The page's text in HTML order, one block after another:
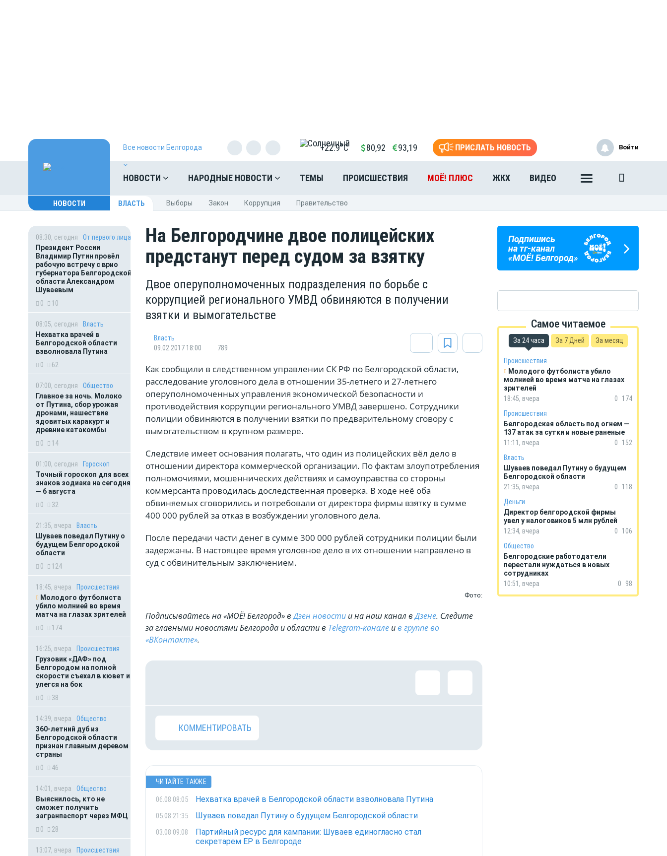
Все новости Белгорода +22.9°C 80,92 93,19 ПРИСЛАТЬ НОВОСТЬ
НОВОСТИ НАРОДНЫЕ НОВОСТИ ТЕМЫ ПРОИСШЕСТВИЯ МОЁ! ПЛЮС ЖКХ ВИДЕО
Войти
НОВОСТИ ВЛАСТЬ Выборы Закон Коррупция Правительство
08:30, сегодня
От первого лица
Президент России
Владимир Путин провёл
рабочую встречу с врио
губернатора Белгородской
области Александром
Шуваевым
0
10
08:05, сегодня
Власть
Нехватка врачей в
Белгородской области
взволновала Путина
0
62
07:00, сегодня
Общество
Главное за ночь. Молоко
от Путина, сбор урожая
дронами, нашествие
ядовитых каракурт и
древние катакомбы
0
14
01:00, сегодня
Гороскоп
Точный гороскоп для всех
знаков зодиака на сегодня
— 6 августа
0
32
21:35, вчера
Власть
Шуваев поведал Путину о
будущем Белгородской
области
0
124
18:45, вчера
Происшествия
Молодого футболиста
убило молнией во время
матча на глазах зрителей
0
174
16:25, вчера
Происшествия
Грузовик «ДАФ» под
Белгородом на полной
скорости съехал в кювет и
улегся на бок
0
38
14:39, вчера
Общество
360-летний дуб из
Белгородской области
признан главным деревом
страны
0
46
14:01, вчера
Общество
Выяснилось, кто не
сможет получить
загранпаспорт через МФЦ
0
28
13:07, вчера
Происшествия
На Белгородчине двое полицейских
предстанут перед судом за взятку
Двое оперуполномоченных подразделения по борьбе с
коррупцией регионального УМВД обвиняются в получении
взятки и вымогательстве
Власть
09.02.2017 18:00
789
Как сообщили в следственном управлении СК РФ по Белгородской области,
расследование уголовного дела в отношении 35-летнего и 27-летнего
оперуполномоченных управления экономической безопасности и
противодействия коррупции регионального УМВД завершено. Сотрудники
полиции обвиняются в получении взятки по предварительному сговору с
вымогательством в крупном размере.
Следствие имеет основания полагать, что один из полицейских вёл дело в
отношении директора коммерческой организации. По фактам злоупотребления
полномочиями, мошеннических действиях и самоуправства со стороны
коммерсанта проводилась доследственная проверка. В ходе неё оба
обвиняемых сговорились и потребовали от директора фирмы взятку в сумме
400 000 рублей за отказ в возбуждении уголовного дела.
После передачи части денег в сумме 300 000 рублей сотрудники полиции были
задержаны. В настоящее время уголовное дело в их отношении направлено в
суд с обвинительным заключением.
Фото:
Подписывайтесь на «МОЁ! Белгород» вДзен новости и на наш канал вДзене. Cледите
за главными новостями Белгорода и области в Telegram-канале ив группе во
«ВКонтакте».
КОММЕНТИРОВАТЬ
ЧИТАЙТЕ ТАКЖЕ
06.08 08:05 Нехватка врачей в Белгородской области взволновала Путина
05.08 21:35 Шуваев поведал Путину о будущем Белгородской области
03.08 09:08
Партийный ресурс для кампании: Шуваев единогласно стал
секретарем ЕР в Белгороде
Подпишись
на тг-канал
«МОЁ! Белгород»
ГОРОСКОП
НА КАЖДЫЙ ДЕНЬ
ПОГОДА
В БЕЛГОРОДЕ
Самое читаемое
За 24 часа За 7 Дней За месяц
Происшествия
Молодого футболиста убило
молнией во время матча на глазах
зрителей
18:45, вчера
0
174
Происшествия
Белгородская область под огнем —
137 атак за сутки и новые раненые
11:11, вчера
0
152
Власть
Шуваев поведал Путину о будущем
Белгородской области
21:35, вчера
0
118
Деньги
Директор белгородской фирмы
увел у налоговиков 5 млн рублей
12:34, вчера
0
106
Общество
Белгородские работодатели
перестали нуждаться в новых
сотрудниках
10:51, вчера
0 98